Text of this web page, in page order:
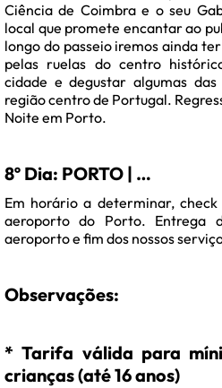
Ciência de Coimbra e o seu
local que promete encantar ao
longo do passeio iremos ainda
pelas ruelas do centro
cidade e degustar algumas
região centro de Portugal.
Noite em Porto.
8º Dia: PORTO | …
Em horário a determinar,
aeroporto do Porto. Entrega
aeroporto e fim dos nossos
Observações:
* Tarifa válida para
crianças (até 16 anos)